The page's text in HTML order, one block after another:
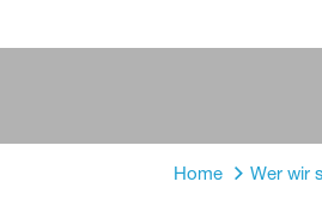
Home Wer wir